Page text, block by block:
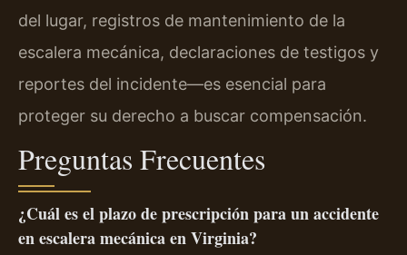
del lugar, registros de mantenimiento de la
escalera mecánica, declaraciones de testigos y
reportes del incidente—es esencial para
proteger su derecho a buscar compensación.
Preguntas Frecuentes
¿Cuál es el plazo de prescripción para un accidente
en escalera mecánica en Virginia?